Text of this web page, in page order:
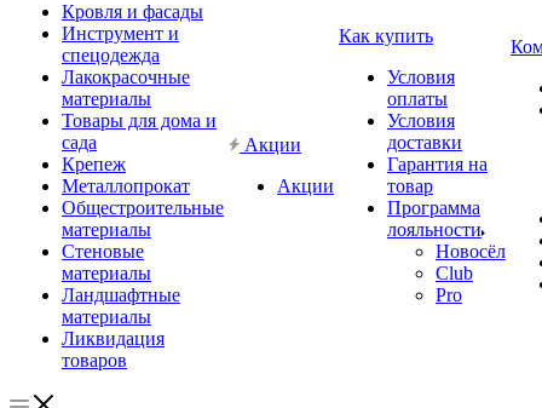
Кровля и фасады
Инструмент и
спецодежда
Лакокрасочные
материалы
Товары для дома и
сада
Крепеж
Металлопрокат
Общестроительные
материалы
Стеновые
материалы
Ландшафтные
материалы
Ликвидация
товаров
Акции
Акции
Как купить
Условия
оплаты
Условия
доставки
Гарантия на
товар
Программа
лояльности
Новосёл
Club
Pro